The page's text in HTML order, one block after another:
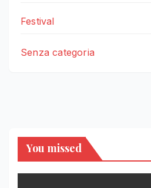
Festival
Senza categoria
You missed